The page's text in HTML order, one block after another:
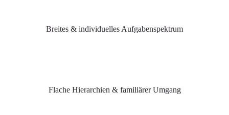
Breites & individuelles Aufgabenspektrum
Flache Hierarchien & familiärer Umgang